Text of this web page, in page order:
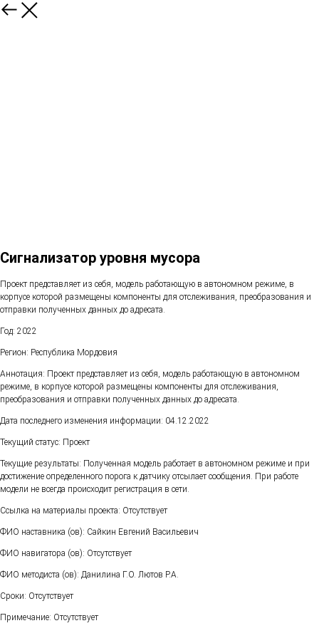
Сигнализатор уровня мусора
Проект представляет из себя, модель работающую в автономном режиме, в
корпусе которой размещены компоненты для отслеживания, преобразования и
отправки полученных данных до адресата.
Год: 2022
Регион: Республика Мордовия
Аннотация: Проект представляет из себя, модель работающую в автономном
режиме, в корпусе которой размещены компоненты для отслеживания,
преобразования и отправки полученных данных до адресата.
Дата последнего изменения информации: 04.12.2022
Текущий статус: Проект
Текущие результаты: Полученная модель работает в автономном режиме и при
достижение определенного порога к датчику отсылает сообщения. При работе
модели не всегда происходит регистрация в сети.
Ссылка на материалы проекта: Отсутствует
ФИО наставника (ов): Сайкин Евгений Васильевич
ФИО навигатора (ов): Отсутствует
ФИО методиста (ов): Данилина Г.О. Лютов Р.А.
Сроки: Отсутствует
Примечание: Отсутствует